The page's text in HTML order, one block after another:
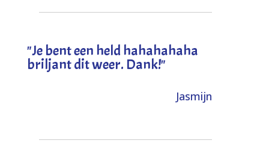
"Je bent een held hahahahaha
briljant dit weer. Dank!"
Jasmijn